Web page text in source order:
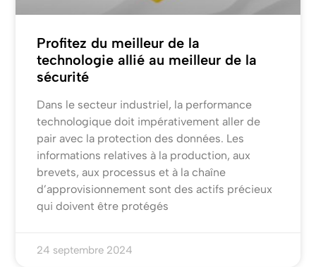
Profitez du meilleur de la
technologie allié au meilleur de la
sécurité
Dans le secteur industriel, la performance
technologique doit impérativement aller de
pair avec la protection des données. Les
informations relatives à la production, aux
brevets, aux processus et à la chaîne
d’approvisionnement sont des actifs précieux
qui doivent être protégés
24 septembre 2024